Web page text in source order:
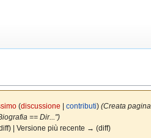
(discussione contributi) (Creata
== Dir...")
| Versione più recente → (diff)